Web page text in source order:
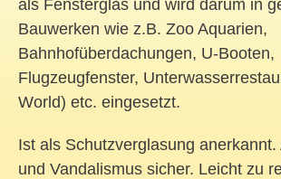
als Fensterglas und wird darum in
Bauwerken wie z.B. Zoo Aquarien,
Bahnhofüberdachungen, U-Booten,
Flugzeugfenster,
World) etc. eingesetzt.
Ist als Schutzverglasung anerkannt.
und Vandalismus sicher. Leicht zu